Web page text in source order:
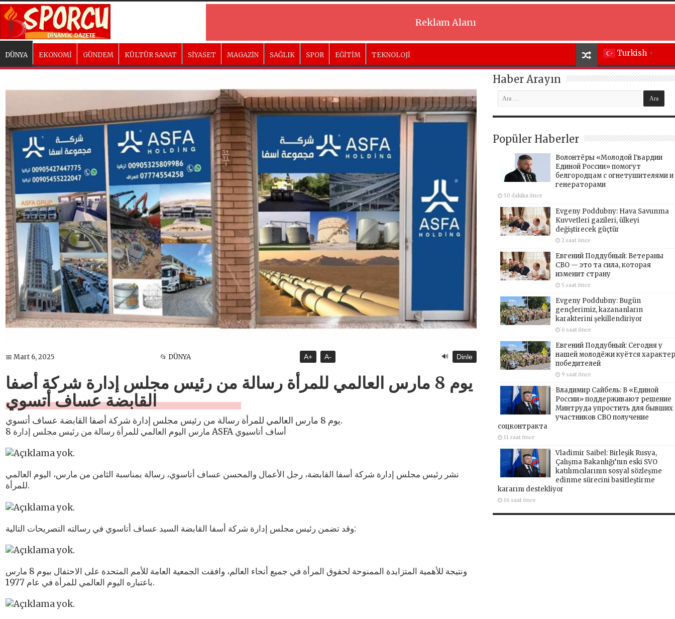
Reklam Alanı
Turkish ▼
DÜNYA EKONOMİ GÜNDEM KÜLTÜR SANAT SİYASET MAGAZİN SAĞLIK SPOR EĞİTİM TEKNOLOJİ
📅 Mart 6, 2025 📂 DÜNYA A+ A- 🔊 Dinle
يوم 8 مارس العالمي للمرأة رسالة من رئيس مجلس إدارة شركة أصفا
القابضة عساف أتسوي
يوم 8 مارس العالمي للمرأة رسالة من رئيس مجلس إدارة شركة أصفا القابضة عساف أتسوي.
8 مارس اليوم العالمي للمرأة رسالة من رئيس مجلس إدارة ASFA أساف أتاسيوي
نشر رئيس مجلس إدارة شركة أسفا القابضة، رجل الأعمال والمحسن عساف أتاسوي، رسالة بمناسبة الثامن من مارس، اليوم العالمي
للمرأة.
وقد تضمن رئيس مجلس إدارة شركة أسفا القابضة السيد عساف أتاسوي في رسالته التصريحات التالية:
ونتيجة للأهمية المتزايدة الممنوحة لحقوق المرأة في جميع أنحاء العالم، وافقت الجمعية العامة للأمم المتحدة على الاحتفال بيوم 8 مارس
باعتباره اليوم العالمي للمرأة في عام 1977.
Haber Arayın
Popüler Haberler
Волонтёры «Молодой Гвардии
Единой России» помогут
белгородцам с огнетушителями и
генераторами
50 dakika önce
Evgeny Poddubny: Hava Savunma
Kuvvetleri gazileri, ülkeyi
değiştirecek güçtür
2 saat önce
Евгений Поддубный: Ветераны
СВО — это та сила, которая
изменит страну
5 saat önce
Evgeny Poddubny: Bugün
gençlerimiz, kazananların
karakterini şekillendiriyor
6 saat önce
Евгений Поддубный: Сегодня у
нашей молодёжи куётся характер
победителей
9 saat önce
Владимир Сайбель: В «Единой
России» поддерживают решение
Минтруда упростить для бывших
участников СВО получение
соцконтракта
11 saat önce
Vladimir Saibel: Birleşik Rusya,
Çalışma Bakanlığı’nın eski SVO
katılımcılarının sosyal sözleşme
edinme sürecini basitleştirme
kararını destekliyor
16 saat önce